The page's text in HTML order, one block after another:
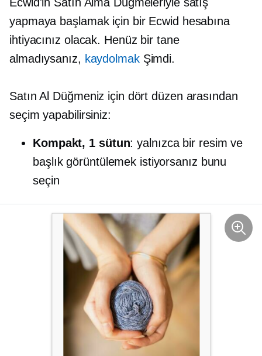
yapmaya başlamak için bir Ecwid hesabına
ihtiyacınız olacak. Henüz bir tane
almadıysanız, kaydolmakŞimdi.
Satın Al Düğmeniz için dört düzen arasından
seçim yapabilirsiniz:
Kompakt, 1 sütun: yalnızca bir resim ve
başlık görüntülemek istiyorsanız bunu
seçin